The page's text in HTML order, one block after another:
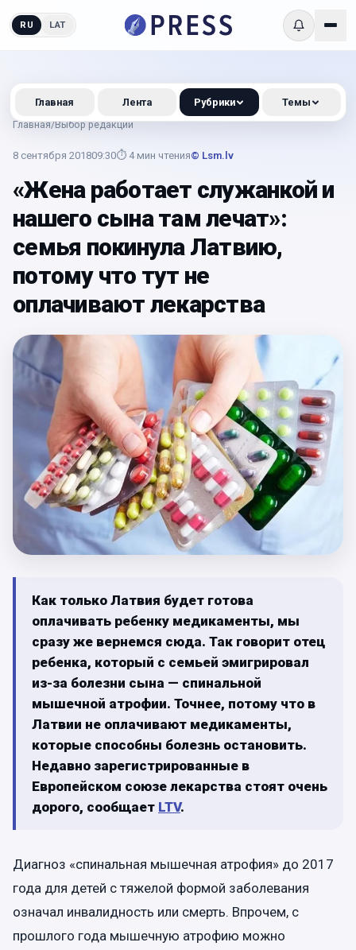
RU LAT
Главная/Выбор редакции
8 сентября 201809:30⏱ 4 мин чтения© Lsm.lv
«Жена работает служанкой и
нашего сына там лечат»:
семья покинула Латвию,
потому что тут не
оплачивают лекарства
Как только Латвия будет готова
оплачивать ребенку медикаменты, мы
сразу же вернемся сюда. Так говорит отец
ребенка, который с семьей эмигрировал
из-за болезни сына — спинальной
мышечной атрофии. Точнее, потому что в
Латвии не оплачивают медикаменты,
которые способны болезнь остановить.
Недавно зарегистрированные в
Европейском союзе лекарства стоят очень
дорого, сообщает LTV.
Диагноз «спинальная мышечная атрофия» до 2017
года для детей с тяжелой формой заболевания
означал инвалидность или смерть. Впрочем, с
прошлого года мышечную атрофию можно
Главная Лента Рубрики Темы